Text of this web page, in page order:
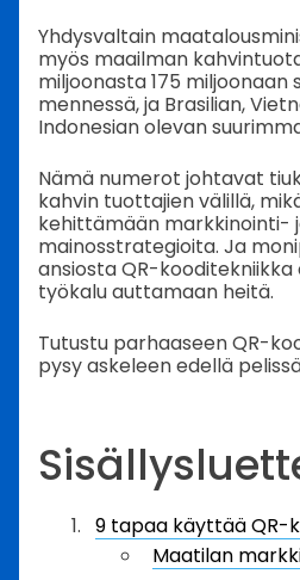
Yhdysvaltain
myös maailman
miljoonasta 175 miljoonaan
mennessä, ja Brasilian,
Indonesian olevan
Nämä numerot johtavat
kahvin tuottajien välillä,
kehittämään markkinointi-
mainosstrategioita. Ja
ansiosta QR-
työkalu auttamaan heitä.
Tutustu parhaaseen QR-
pysy askeleen edellä
9 tapaa käyttää QR-
Maatilan